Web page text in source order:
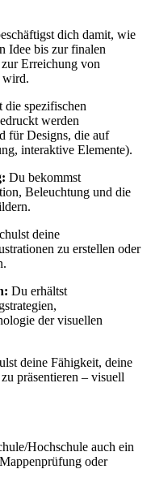
dich damit, wie
Idee bis zur finalen
Erreichung von
wird.
die spezifischen
werden
für Designs, die auf
interaktive Elemente).
Du bekommst
Beleuchtung und die
deine
zu erstellen oder
Du erhältst
der visuellen
deine Fähigkeit, deine
präsentieren – visuell
Hochschule auch ein
oder